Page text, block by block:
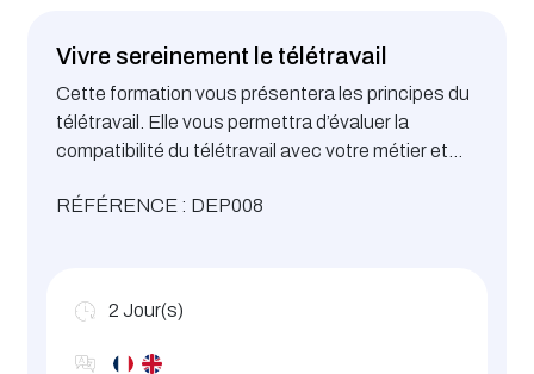
Vivre sereinement le télétravail
Cette formation vous présentera les principes du
télétravail. Elle vous permettra d’évaluer la
compatibilité du télétravail avec votre métier et
de réflexion pour organiser votre temps et votre
RÉFÉRENCE : DEP008
2 Jour(s)